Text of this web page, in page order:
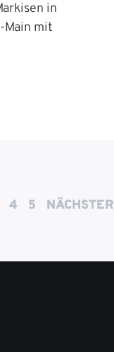
in
Main mit
4 5 NÄCHSTER